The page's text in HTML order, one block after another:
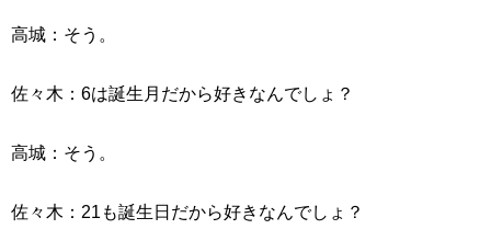
高城：そう。
佐々木：6は誕生月だから好きなんでしょ？
高城：そう。
佐々木：21も誕生日だから好きなんでしょ？